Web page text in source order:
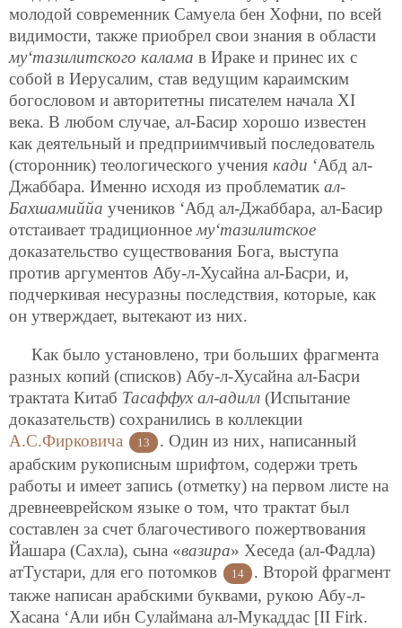
молодой современник Самуела бен Хофни, по всей
видимости, также приобрел свои знания в области
му‘тазилитского калама в Ираке и принес их с
собой в Иерусалим, став ведущим караимским
богословом и авторитетны писателем начала XI
века. В любом случае, ал-Басир хорошо известен
как деятельный и предприимчивый последователь
(сторонник) теологического учения кади ‘Абд ал-
Джаббара. Именно исходя из проблематик ал-
Бахшамиййа учеников ‘Абд ал-Джаббара, ал-Басир
отстаивает традиционноему‘тазилитское
доказательство существования Бога, выступа
против аргументов Абу-л-Хусайна ал-Басри, и,
подчеркивая несуразны последствия, которые, как
он утверждает, вытекают из них.
Как было установлено, три больших фрагмента
разных копий (списков) Абу-л-Хусайна ал-Басри
трактата Китаб Тасаффух ал-адилл (Испытание
доказательств) сохранились в коллекции
А.С.Фирковича
13
. Один из них, написанный
арабским рукописным шрифтом, содержи треть
работы и имеет запись (отметку) на первом листе на
древнееврейском языке о том, что трактат был
составлен за счет благочестивого пожертвования
Йашара (Сахла), сына «вазира» Хеседа (ал-Фадла)
атТустари, для его потомков
14
. Второй фрагмент
также написан арабскими буквами, рукою Абу-л-
Хасана ‘Али ибн Сулаймана ал-Мукаддас [II Firk.